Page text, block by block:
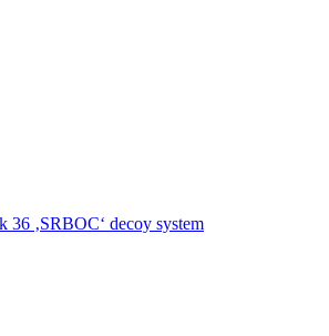
36 ‚SRBOC‘ decoy system